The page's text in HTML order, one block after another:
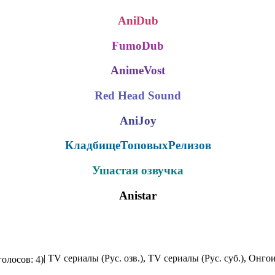
AniDub
FumoDub
AnimeVost
Red Head Sound
AniJoy
КладбищеТоповыхРелизов
Ушастая озвучка
Anistar
4)| TV сериалы (Рус. озв.), TV сериалы (Рус. суб.),